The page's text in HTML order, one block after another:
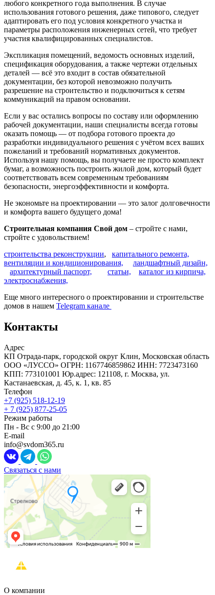
любого конкретного года выполнения. В случае
использования готового решения, даже типового, следует
адаптировать его под условия конкретного участка и
параметры расположения инженерных сетей, что требует
участия квалифицированных специалистов.
Экспликация помещений, ведомость основных изделий,
спецификация оборудования, а также чертежи отдельных
деталей — всё это входит в состав обязательной
документации, без которой невозможно получить
разрешение на строительство и подключиться к сетям
коммуникаций на правом основании.
Если у вас остались вопросы по составу или оформлению
рабочей документации, наши специалисты всегда готовы
оказать помощь — от подбора готового проекта до
разработки индивидуального решения с учётом всех ваших
пожеланий и требований нормативных документов.
Используя нашу помощь, вы получаете не просто комплект
бумаг, а возможность построить жилой дом, который будет
соответствовать всем современным требованиям
безопасности, энергоэффективности и комфорта.
Не экономьте на проектировании — это залог долговечности
и комфорта вашего будущего дома!
Строительная компания Свой дом – стройте с нами,
стройте с удовольствием!
строительства реконструкции, капитального ремонта,
вентиляции и кондиционирования,
ландшафтный дизайн,
архитектурный паспорт,
статьи,
каталог из кирпича,
электроснабжения,
Еще много интересного о проектировании и строительстве
домов в нашем Telegram канале
Контакты
Адрес
КП Отрада-парк, городской округ Клин, Московская область
ООО «ЛУССО» ОГРН: 1167746859862 ИНН: 7723473160
КПП: 773101001 Юр.адрес: 121108, г. Москва, ул.
Кастанаевская, д. 45, к. 1, кв. 85
Телефон
+7 (925) 518-12-19
+ 7 (925) 877-25-05
Режим работы
Пн - Вс с 9:00 до 21:00
E-mail
info@svdom365.ru
Связаться с нами
О компании